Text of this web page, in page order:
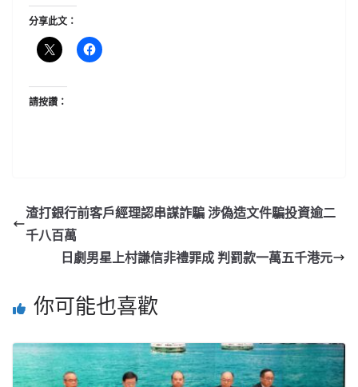
分享此文：
請按讚：
渣打銀行前客戶經理認串謀詐騙 涉偽造文件騙投資逾二
千八百萬
日劇男星上村謙信非禮罪成 判罰款一萬五千港元
你可能也喜歡